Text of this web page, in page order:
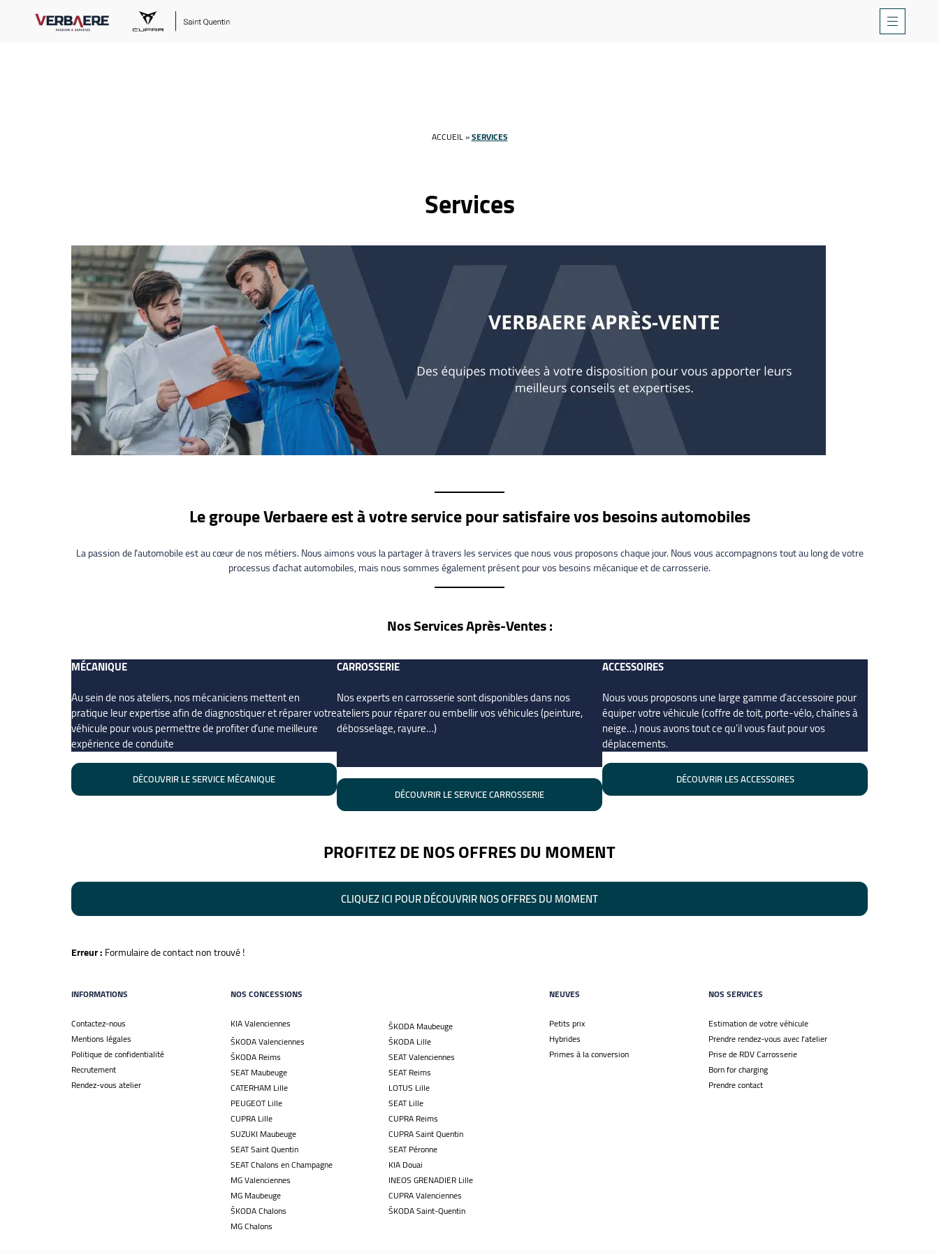
ACCUEIL»SERVICES
Services
Le groupe Verbaere est à votre service pour satisfaire vos besoins automobiles
La passion de l’automobile est au cœur de nos métiers. Nous aimons vous la partager à travers les services que nous vous proposons chaque jour. Nous vous accompagnons tout au long de votre
processus d’achat automobiles, mais nous sommes également présent pour vos besoins mécanique et de carrosserie.
Nos Services Après-Ventes :
MÉCANIQUE
Au sein de nos ateliers, nos mécaniciens mettent en
pratique leur expertise afin de diagnostiquer et réparer votre
véhicule pour vous permettre de profiter d’une meilleure
expérience de conduite
DÉCOUVRIR LE SERVICE MÉCANIQUE
CARROSSERIE
Nos experts en carrosserie sont disponibles dans nos
ateliers pour réparer ou embellir vos véhicules (peinture,
débosselage, rayure…)
DÉCOUVRIR LE SERVICE CARROSSERIE
ACCESSOIRES
Nous vous proposons une large gamme d’accessoire pour
équiper votre véhicule (coffre de toit, porte-vélo, chaînes à
neige…) nous avons tout ce qu’il vous faut pour vos
déplacements.
DÉCOUVRIR LES ACCESSOIRES
PROFITEZ DE NOS OFFRES DU MOMENT
CLIQUEZ ICI POUR DÉCOUVRIR NOS OFFRES DU MOMENT
Erreur :Formulaire de contact non trouvé !
INFORMATIONS
Contactez-nous
Mentions légales
Politique de confidentialité
Recrutement
Rendez-vous atelier
NOS CONCESSIONS
KIA Valenciennes
ŠKODA Maubeuge
ŠKODA Valenciennes
ŠKODA Lille
ŠKODA Reims
SEAT Valenciennes
SEAT Maubeuge
SEAT Reims
CATERHAM Lille
LOTUS Lille
PEUGEOT Lille
SEAT Lille
CUPRA Lille
CUPRA Reims
SUZUKI Maubeuge
CUPRA Saint Quentin
SEAT Saint Quentin
SEAT Péronne
SEAT Chalons en Champagne
KIA Douai
MG Valenciennes
INEOS GRENADIER Lille
MG Maubeuge
CUPRA Valenciennes
ŠKODA Chalons
ŠKODA Saint-Quentin
MG Chalons
NEUVES
Petits prix
Hybrides
Primes à la conversion
NOS SERVICES
Estimation de votre véhicule
Prendre rendez-vous avec l’atelier
Prise de RDV Carrosserie
Born for charging
Prendre contact